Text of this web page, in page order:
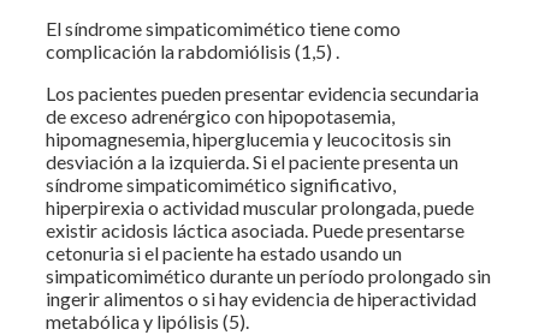
El síndrome simpaticomimético tiene como
complicación la rabdomiólisis (1,5) .
Los pacientes pueden presentar evidencia secundaria
de exceso adrenérgico con hipopotasemia,
hipomagnesemia, hiperglucemia y leucocitosis sin
desviación a la izquierda. Si el paciente presenta un
síndrome simpaticomimético significativo,
hiperpirexia o actividad muscular prolongada, puede
existir acidosis láctica asociada. Puede presentarse
cetonuria si el paciente ha estado usando un
simpaticomimético durante un período prolongado sin
ingerir alimentos o si hay evidencia de hiperactividad
metabólica y lipólisis (5).